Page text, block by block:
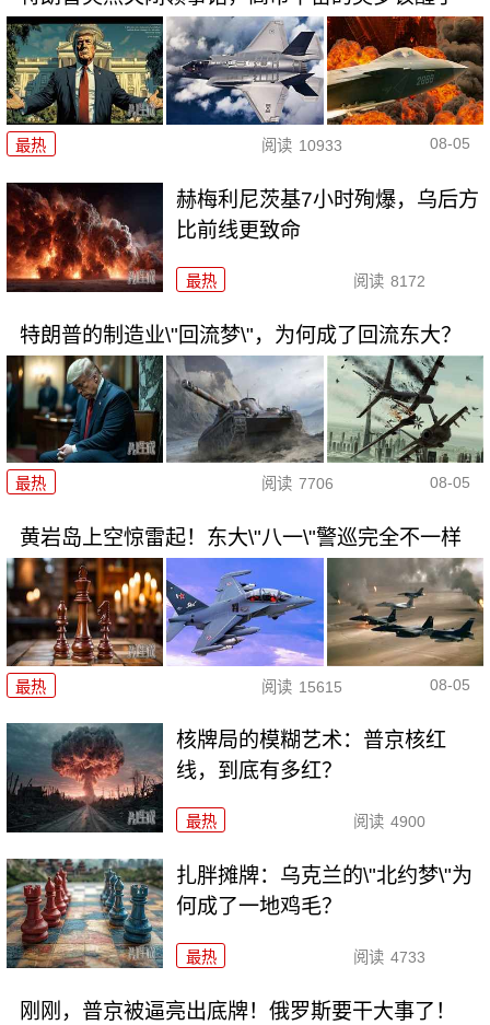
最热 阅读 10933 08-05
赫梅利尼茨基7小时殉爆，乌后方
比前线更致命
最热 阅读 8172
特朗普的制造业\"回流梦\"，为何成了回流东大？
最热 阅读 7706 08-05
黄岩岛上空惊雷起！东大\"八一\"警巡完全不一样
最热 阅读 15615 08-05
核牌局的模糊艺术：普京核红
线，到底有多红？
最热 阅读 4900
扎胖摊牌：乌克兰的\"北约梦\"为
何成了一地鸡毛？
最热 阅读 4733
刚刚，普京被逼亮出底牌！俄罗斯要干大事了！